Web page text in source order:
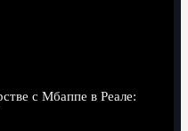
с Мбаппе в Реале: